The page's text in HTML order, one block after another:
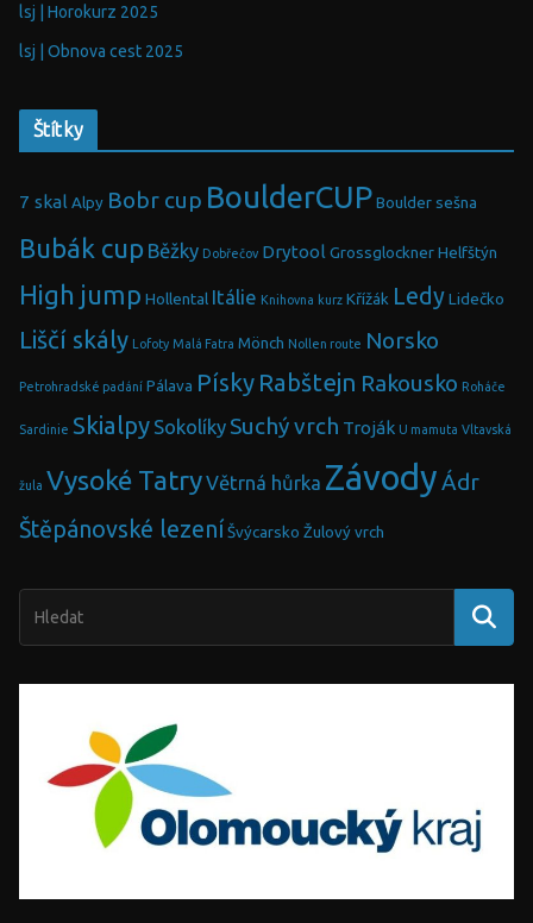
lsj | Horokurz 2025
lsj | Obnova cest 2025
Štítky
7 skal Alpy Bobr cup BoulderCUP Boulder sešna
Bubák cup Běžky Dobřečov Drytool Grossglockner Helfštýn
High jump Hollental Itálie Knihovna kurz Křížák Ledy Lidečko
Liščí skály Lofoty Malá Fatra Mönch Nollen route Norsko
Petrohradské padání Pálava Písky Rabštejn Rakousko Roháče
Sardinie Skialpy Sokolíky Suchý vrch Troják U mamuta Vltavská
žula Vysoké TatryVětrná hůrka ZávodyÁdr
Štěpánovské lezení Švýcarsko Žulový vrch